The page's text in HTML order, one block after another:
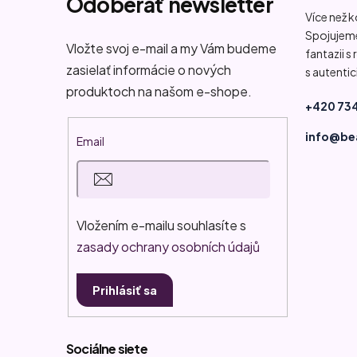
Vložte svoj e-mail a my Vám budeme
zasielať informácie o nových
produktoch na našom e-shope.
Email
Vložením e-mailu souhlasíte s
zasady ochrany osobních údajů
Prihlásiť sa
Více než
fantazii s
s
+420
Sociálne siete